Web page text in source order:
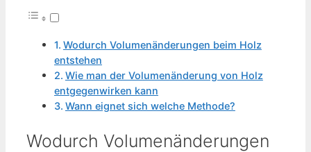
Wodurch Volumenänderungen beim Holz
entstehen
Wie man der Volumenänderung von Holz
entgegenwirken kann
Wann eignet sich welche Methode?
Wodurch Volumenänderungen